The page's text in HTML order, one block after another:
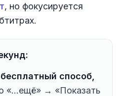
, но фокусируется
способ,
«...ещё» → «Показать